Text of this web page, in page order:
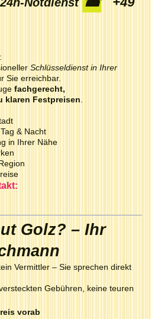
Schlüsseldienst in Ihrer
Sie erreichbar.
fachgerecht,
klaren Festpreisen
& Nacht
in Ihrer Nähe
Golz? – Ihr
Vermittler – Sie sprechen direkt
Gebühren, keine teuren
vorab